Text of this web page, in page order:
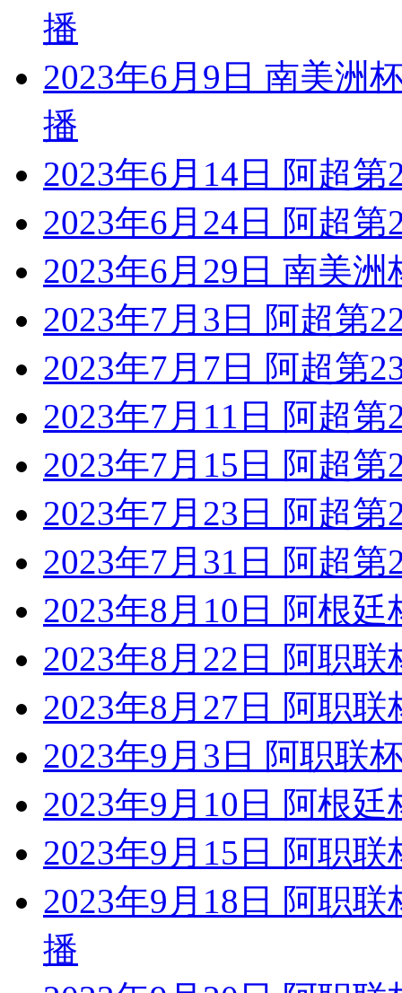
播
2023年6月9日 南美洲
播
2023年6月14日 阿超
2023年6月24日 阿超
2023年6月29日 南美
2023年7月3日 阿超第
2023年7月7日 阿超第
2023年7月11日 阿超
2023年7月15日 阿超
2023年7月23日 阿超
2023年7月31日 阿超
2023年8月10日 阿根
2023年8月22日 阿职
2023年8月27日 阿职
2023年9月3日 阿职联
2023年9月10日 阿根
2023年9月15日 阿职
2023年9月18日 阿职
播